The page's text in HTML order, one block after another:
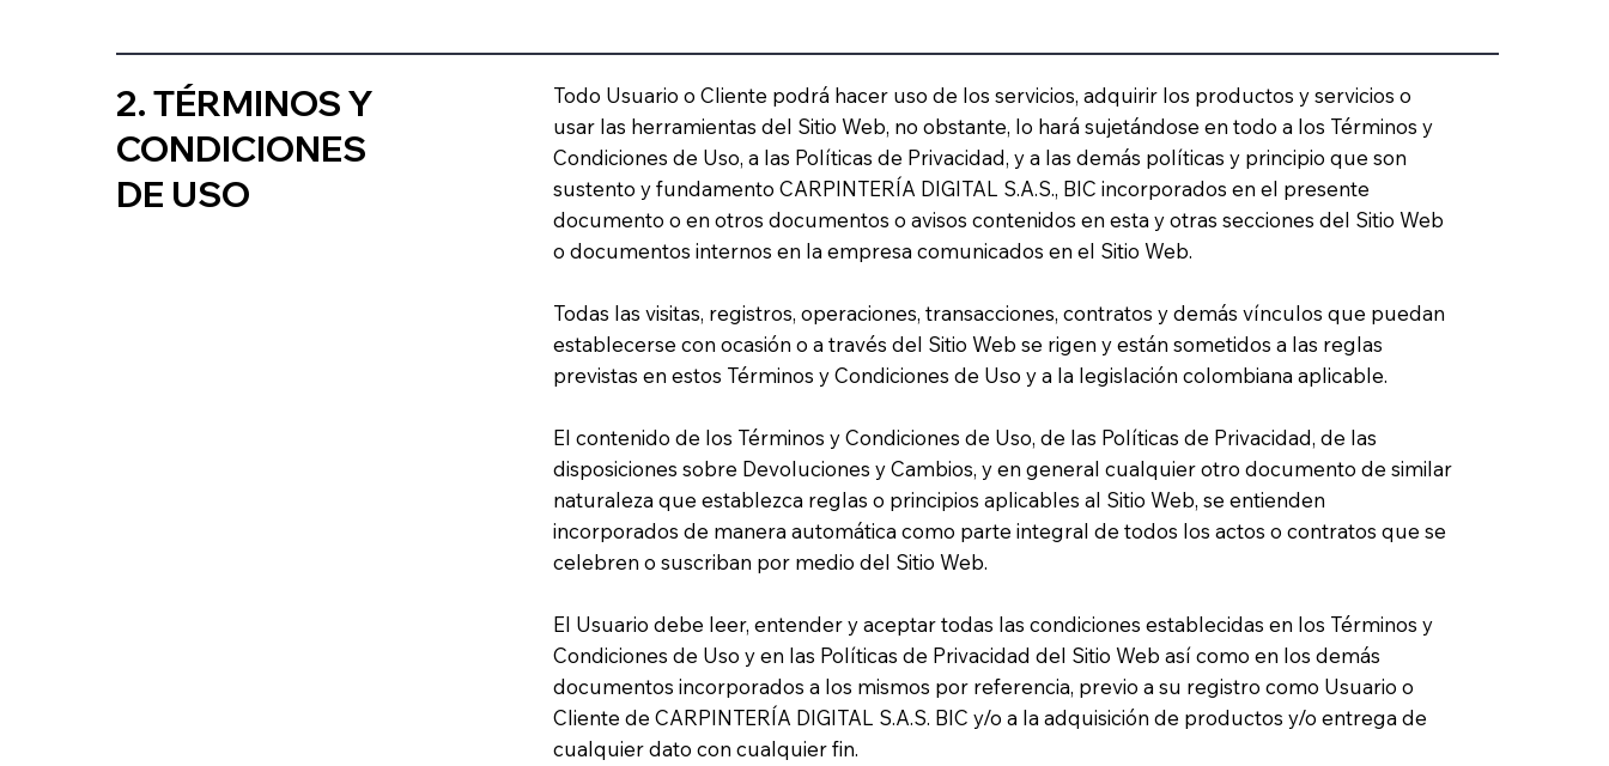
Todo Usuario o Cliente podrá hacer uso de los servicios, adquirir los productos y servicios o
usar las herramientas del Sitio Web, no obstante, lo hará sujetándose en todo a los Términos y
Condiciones de Uso, a las Políticas de Privacidad, y a las demás políticas y principio que son
sustento y fundamento CARPINTERÍA DIGITAL S.A.S., BIC incorporados en el presente
documento o en otros documentos o avisos contenidos en esta y otras secciones del Sitio Web
o documentos internos en la empresa comunicados en el Sitio Web.
Todas las visitas, registros, operaciones, transacciones, contratos y demás vínculos que puedan
establecerse con ocasión o a través del Sitio Web se rigen y están sometidos a las reglas
previstas en estos Términos y Condiciones de Uso y a la legislación colombiana aplicable.
El contenido de los Términos y Condiciones de Uso, de las Políticas de Privacidad, de las
disposiciones sobre Devoluciones y Cambios, y en general cualquier otro documento de similar
naturaleza que establezca reglas o principios aplicables al Sitio Web, se entienden
incorporados de manera automática como parte integral de todos los actos o contratos que se
celebren o suscriban por medio del Sitio Web.
El Usuario debe leer, entender y aceptar todas las condiciones establecidas en los Términos y
Condiciones de Uso y en las Políticas de Privacidad del Sitio Web así como en los demás
documentos incorporados a los mismos por referencia, previo a su registro como Usuario o
Cliente de CARPINTERÍA DIGITAL S.A.S. BIC y/o a la adquisición de productos y/o entrega de
cualquier dato con cualquier fin.
2. TÉRMINOS Y
CONDICIONES
DE USO